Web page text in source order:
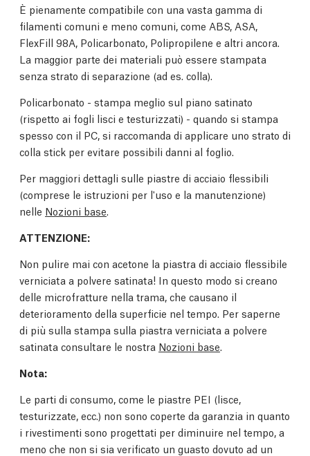
È pienamente compatibile con una vasta gamma di
filamenti comuni e meno comuni, come ABS, ASA,
FlexFill 98A, Policarbonato, Polipropilene e altri ancora.
La maggior parte dei materiali può essere stampata
senza strato di separazione (ad es. colla).
Policarbonato - stampa meglio sul piano satinato
(rispetto ai fogli lisci e testurizzati) - quando si stampa
spesso con il PC, si raccomanda di applicare uno strato di
colla stick per evitare possibili danni al foglio.
Per maggiori dettagli sulle piastre di acciaio flessibili
(comprese le istruzioni per l'uso e la manutenzione)
nelle Nozioni base.
ATTENZIONE:
Non pulire mai con acetone la piastra di acciaio flessibile
verniciata a polvere satinata! In questo modo si creano
delle microfratture nella trama, che causano il
deterioramento della superficie nel tempo. Per saperne
di più sulla stampa sulla piastra verniciata a polvere
satinata consultare le nostra Nozioni base.
Nota:
Le parti di consumo, come le piastre PEI (lisce,
testurizzate, ecc.) non sono coperte da garanzia in quanto
i rivestimenti sono progettati per diminuire nel tempo, a
meno che non si sia verificato un guasto dovuto ad un